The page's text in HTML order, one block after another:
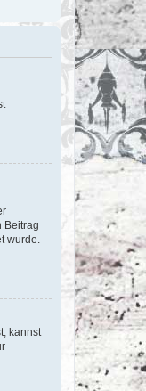
Beitrag
wurde.
kannst